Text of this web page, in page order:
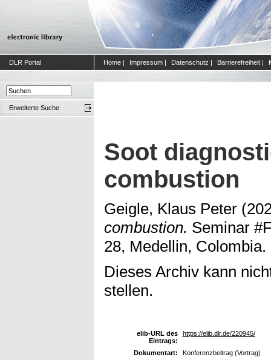
DLR Portal Home | Impressum | Datenschutz | Barrierefreiheit |
Erweiterte Suche
Soot
combustion
Geigle, Klaus Peter
combustion. Seminar
28, Medellin, Colombia.
Dieses Archiv kann
stellen.
elib-URL des
Eintrags:
https://elib.dlr.de/220945/
Dokumentart:
Konferenzbeitrag (Vortrag)